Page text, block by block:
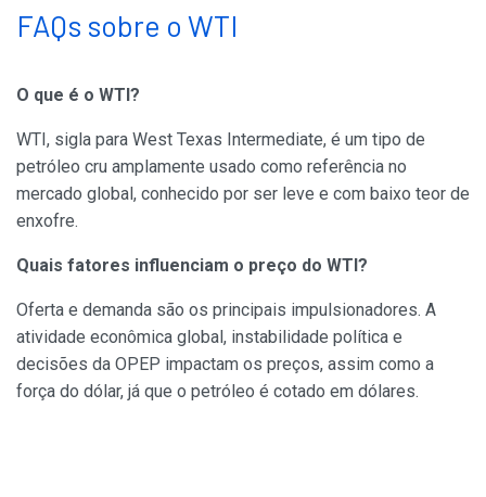
FAQs sobre o WTI
O que é o WTI?
WTI, sigla para West Texas Intermediate, é um tipo de
petróleo cru amplamente usado como referência no
mercado global, conhecido por ser leve e com baixo teor de
enxofre.
Quais fatores influenciam o preço do WTI?
Oferta e demanda são os principais impulsionadores. A
atividade econômica global, instabilidade política e
decisões da OPEP impactam os preços, assim como a
força do dólar, já que o petróleo é cotado em dólares.